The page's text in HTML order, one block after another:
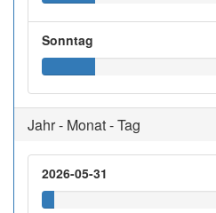
Sonntag
Jahr - Monat - Tag
2026-05-31